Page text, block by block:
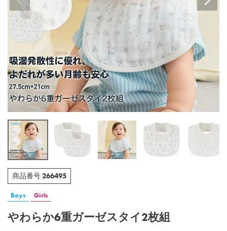
商品番号266495
Boys Girls
やわらか6重ガーゼスタイ2枚組